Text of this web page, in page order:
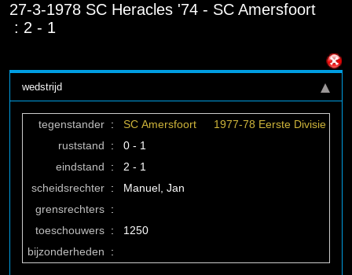
27-3-1978 SC Heracles '74 - SC Amersfoort
: 2 - 1
wedstrijd
tegenstander : SC Amersfoort
1977-78 Eerste Divisie
ruststand
:
0 - 1
eindstand
:
2 - 1
scheidsrechter :
Manuel, Jan
grensrechters :
toeschouwers :
1250
bijzonderheden
: